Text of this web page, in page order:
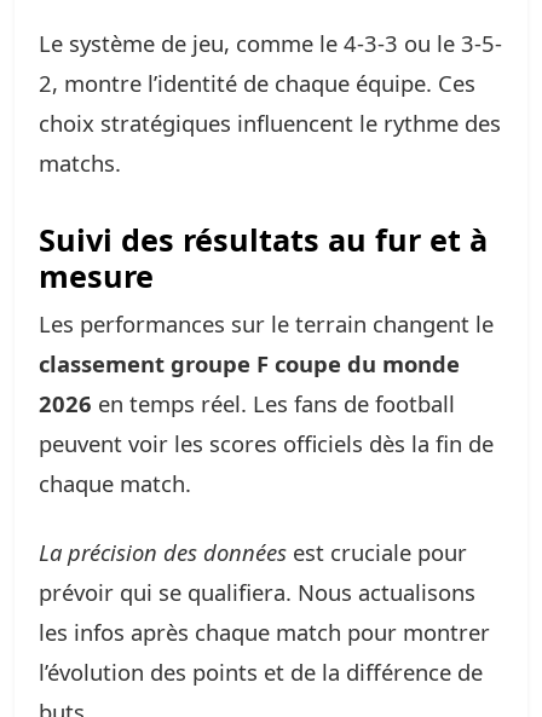
Le système de jeu, comme le 4-3-3 ou le 3-5-
2, montre l’identité de chaque équipe. Ces
choix stratégiques influencent le rythme des
matchs.
Suivi des résultats au fur et à
mesure
Les performances sur le terrain changent le
classement groupe F coupe du monde
2026 en temps réel. Les fans de football
peuvent voir les scores officiels dès la fin de
chaque match.
La précision des données est cruciale pour
prévoir qui se qualifiera. Nous actualisons
les infos après chaque match pour montrer
l’évolution des points et de la différence de